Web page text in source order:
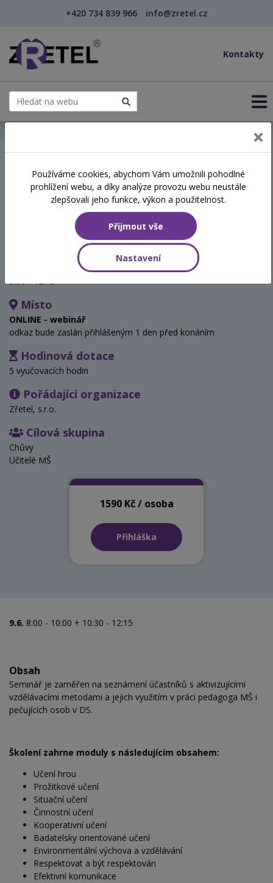
+420 734 839 966 info@zretel.cz
Kontakty
šablony
Moderní metody ve
vzdělávání (webinář)
8:00 - 12:15
Místo
ONLINE - webinář
odkaz bude zaslán přihlášeným 1 den před konáním
Hodinová dotace
5 vyučovacích hodin
Pořádající organizace
Zřetel, s.r.o.
Cílová skupina
Chůvy
Učitelé MŠ
1590 Kč / osoba
Přihláška
9.6. 8:00 - 10:00 + 10:30 - 12:15
Obsah
Seminář je zaměřen na seznámení účastníků s aktivizujícími
vzdělávacími metodami a jejich využitím v práci pedagoga MŠ i
pečujících osob v DS.
Školení zahrne moduly s následujícím obsahem:
Učení hrou
Prožitkové učení
Situační učení
Činnostní učení
Kooperativní učení
Badatelsky orientované učení
Environmentální výchova a vzdělávání
Respektovat a být respektován
Efektivní komunikace
Používáme cookies, abychom Vám umožnili pohodlné
prohlížení webu, a díky analýze provozu webu neustále
zlepšovali jeho funkce, výkon a použitelnost.
Přijmout vše
Nastavení